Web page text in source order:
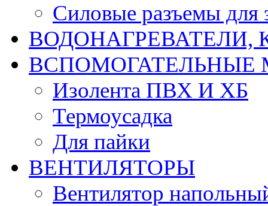
Силовые разъемы для
ВОДОНАГРЕВАТЕЛИ,
ВСПОМОГАТЕЛЬНЫЕ
Изолента ПВХ И ХБ
Термоусадка
Для пайки
ВЕНТИЛЯТОРЫ
Вентилятор